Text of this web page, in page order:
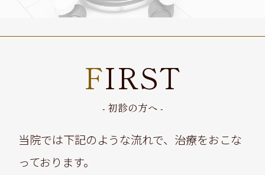
FIRST
- 初診の方へ -
当院では下記のような流れで、治療をおこな
っております。